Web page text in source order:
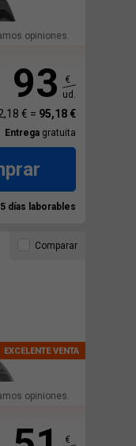
opiniones.
93
€
ud.
€ = 95,18 €
Entrega gratuita
días laborables
opiniones.
Comparar
€